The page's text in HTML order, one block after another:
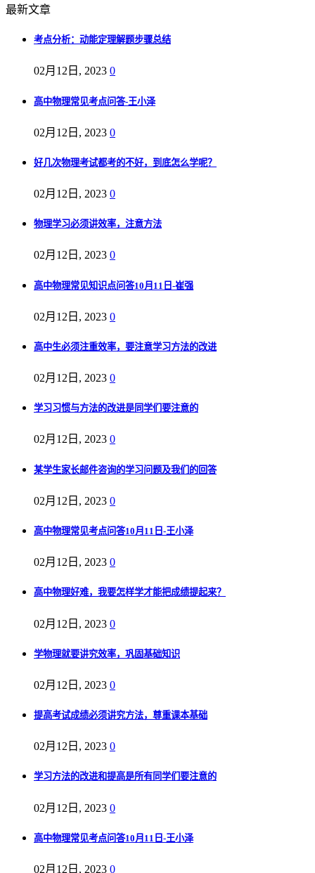
最新文章
考点分析：动能定理解题步骤总结
02月12日, 2023 0
高中物理常见考点问答-王小泽
02月12日, 2023 0
好几次物理考试都考的不好，到底怎么学呢？
02月12日, 2023 0
物理学习必须讲效率，注意方法
02月12日, 2023 0
高中物理常见知识点问答10月11日-崔强
02月12日, 2023 0
高中生必须注重效率，要注意学习方法的改进
02月12日, 2023 0
学习习惯与方法的改进是同学们要注意的
02月12日, 2023 0
某学生家长邮件咨询的学习问题及我们的回答
02月12日, 2023 0
高中物理常见考点问答10月11日-王小泽
02月12日, 2023 0
高中物理好难，我要怎样学才能把成绩提起来？
02月12日, 2023 0
学物理就要讲究效率，巩固基础知识
02月12日, 2023 0
提高考试成绩必须讲究方法，尊重课本基础
02月12日, 2023 0
学习方法的改进和提高是所有同学们要注意的
02月12日, 2023 0
高中物理常见考点问答10月11日-王小泽
02月12日, 2023 0